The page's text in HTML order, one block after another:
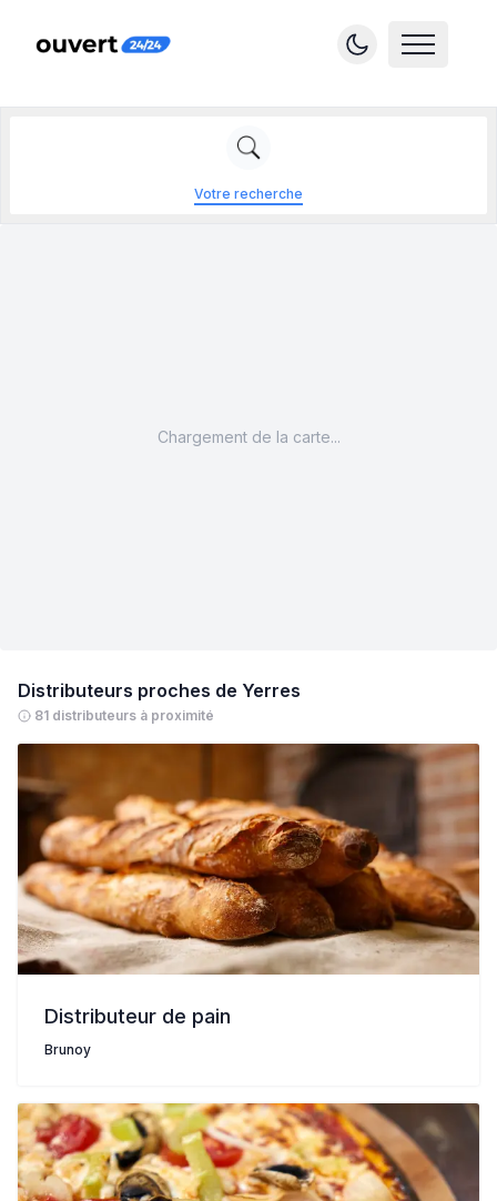
Votre recherche
Distributeurs proches de Yerres
81 distributeurs à proximité
Distributeur de pain
Brunoy
Chargement de la carte...